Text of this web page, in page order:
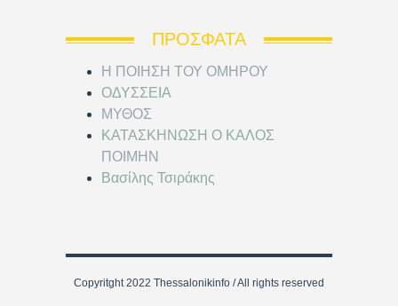
ΠΡΌΣΦΑΤΑ
Η ΠΟΙΗΣΗ ΤΟΥ ΟΜΗΡΟΥ
ΟΔΥΣΣΕΙΑ
ΜΥΘΟΣ
ΚΑΤΑΣΚΗΝΩΣΗ Ο ΚΑΛΟΣ
ΠΟΙΜΗΝ
Βασίλης Τσιράκης
Copyritght 2022 Thessalonikinfo / All rights reserved